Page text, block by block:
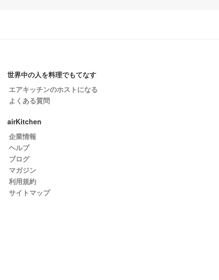
世界中の人を料理でもてなす
エアキッチンのホストになる
よくある質問
airKitchen
企業情報
ヘルプ
ブログ
マガジン
利用規約
サイトマップ